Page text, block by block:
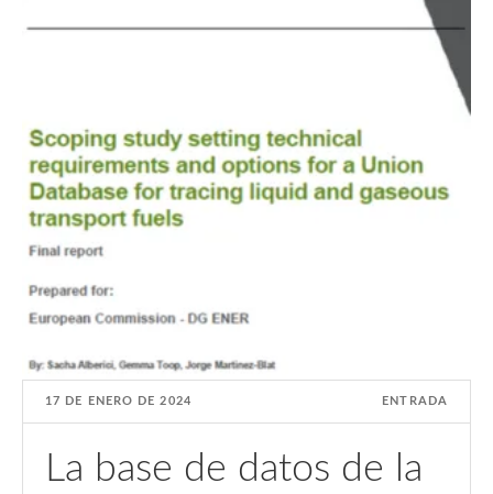
17 DE ENERO DE 2024 ENTRADA
La base de datos de la